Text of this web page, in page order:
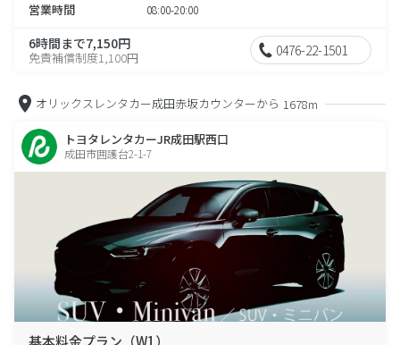
営業時間 08:00-20:00
6時間まで7,150円
免責補償制度1,100円 0476-22-1501
オリックスレンタカー成田赤坂カウンターから 1678m
トヨタレンタカーJR成田駅西口
成田市囲護台2-1-7
基本料金プラン（W1）